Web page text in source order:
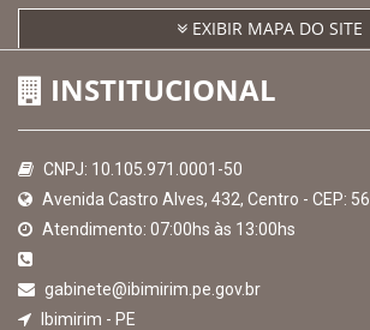
EXIBIR MAPA DO SITE
INSTITUCIONAL
CNPJ: 10.105.971.0001-50
Avenida Castro Alves, 432, Centro - CEP:
Atendimento: 07:00hs às 13:00hs
gabinete@ibimirim.pe.gov.br
Ibimirim - PE